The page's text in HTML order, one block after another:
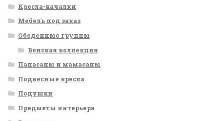
Кресла-качалки
Мебель под заказ
Обеденные группы
Венская коллекция
Папасаны и мамасаны
Подвесные кресла
Подушки
Предметы интерьера